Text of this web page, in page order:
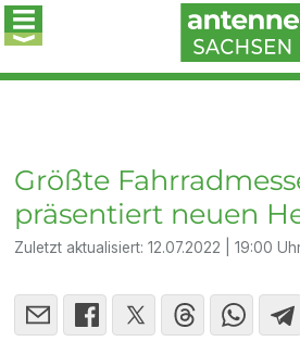
Größte
präsentiert neuen
Zuletzt aktualisiert:12.07.2022 | 19:00